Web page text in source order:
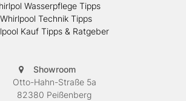
Wasserpflege Tipps
Whirlpool Technik Tipps
Kauf Tipps & Ratgeber
Showroom
Otto-Hahn-Straße 5a
82380 Peißenberg